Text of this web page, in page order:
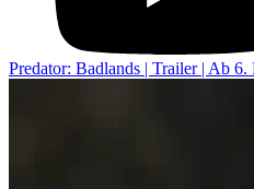
Predator: Badlands | Trailer | Ab